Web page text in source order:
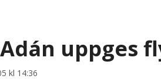
uppges
kl 14:36